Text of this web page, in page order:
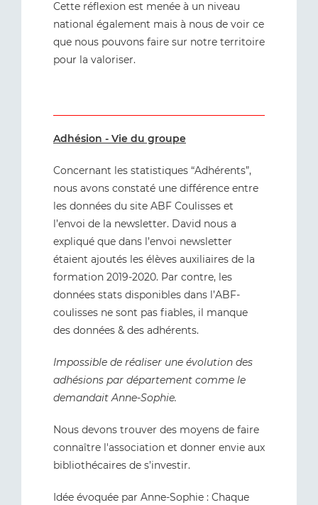
Cette réflexion est menée à un niveau
national également mais à nous de voir ce
que nous pouvons faire sur notre territoire
pour la valoriser.
Adhésion - Vie du groupe
Concernant les statistiques “Adhérents”,
nous avons constaté une différence entre
les données du site ABF Coulisses et
l’envoi de la newsletter. David nous a
expliqué que dans l’envoi newsletter
étaient ajoutés les élèves auxiliaires de la
formation 2019-2020. Par contre, les
données stats disponibles dans l’ABF-
coulisses ne sont pas fiables, il manque
des données & des adhérents.
Impossible de réaliser une évolution des
adhésions par département comme le
demandait Anne-Sophie.
Nous devons trouver des moyens de faire
connaître l'association et donner envie aux
bibliothécaires de s’investir.
Idée évoquée par Anne-Sophie : Chaque